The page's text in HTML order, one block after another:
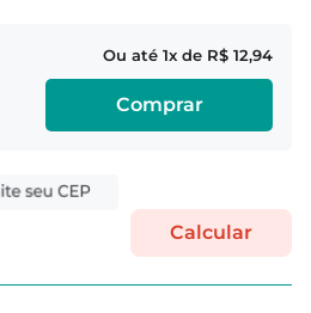
1 R$ 12,94
Comprar